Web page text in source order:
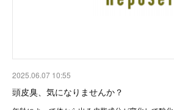
2025.06.07 10:55
頭皮臭、気になりませんか？